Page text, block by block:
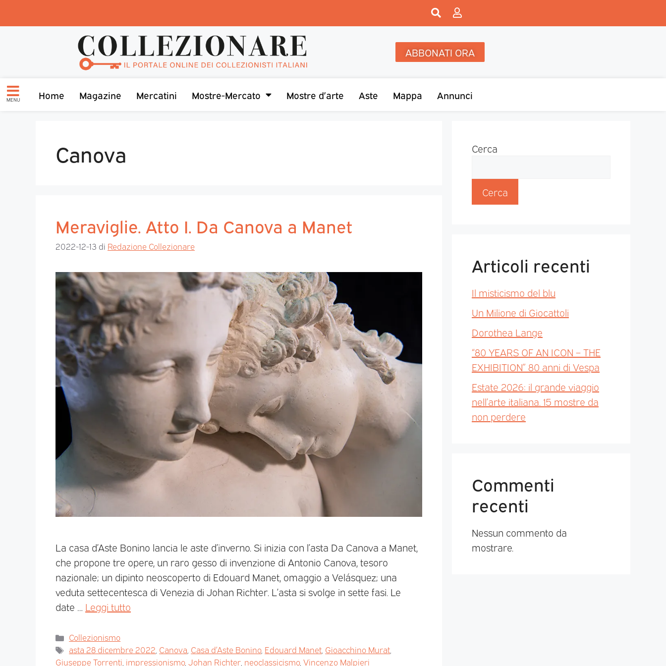
ABBONATI ORA
MENU Home Magazine Mercatini Mostre-Mercato Mostre d’arte Aste Mappa Annunci
Canova
Meraviglie. Atto I. Da Canova a Manet
2022-12-13 di Redazione Collezionare
La casa d’Aste Bonino lancia le aste d’inverno. Si inizia con l’asta Da Canova a Manet,
che propone tre opere, un raro gesso di invenzione di Antonio Canova, tesoro
nazionale; un dipinto neoscoperto di Edouard Manet, omaggio a Velásquez; una
veduta settecentesca di Venezia di Johan Richter. L’asta si svolge in sette fasi. Le
date … Leggi tutto
Collezionismo
asta 28 dicembre 2022 Canova Casa d’Aste Bonino, Edouard Manet Gioacchino Murat
Giuseppe Torrenti impressionismo, Johan Richter neoclassicismo, Vincenzo Malpieri
Cerca
Cerca
Articoli recenti
Il misticismo del blu
Un Milione di Giocattoli
Dorothea Lange
“80 YEARS OF AN ICON – THE
EXHIBITION” 80 anni di Vespa
Estate 2026: il grande viaggio
nell’arte italiana. 15 mostre da
non perdere
Commenti
recenti
Nessun commento da
mostrare.